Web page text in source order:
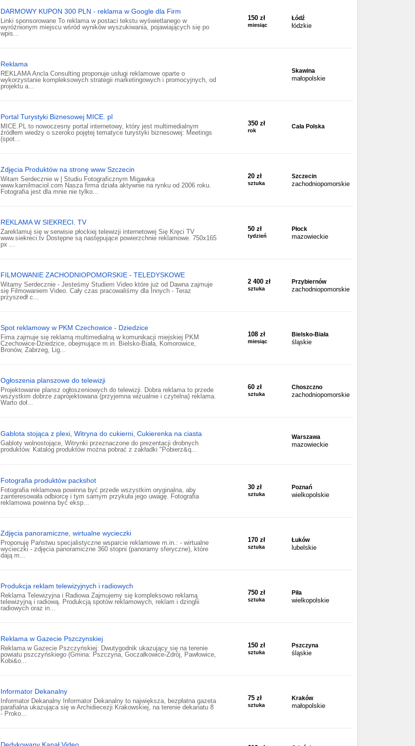
DARMOWY KUPON 300 PLN - reklama w Google dla Firm
Linki sponsorowane To reklama w postaci tekstu wyświetlanego w
wyróżnionym miejscu wśród wyników wyszukiwania, pojawiających się po
wpis...
150 zł
miesiąc
Łódź
łódzkie
Reklama
REKLAMA Ancla Consulting proponuje usługi reklamowe oparte o
wykorzystanie kompleksowych strategii marketingowych i promocyjnych, od
projektu a...
Skawina
małopolskie
Portal Turystyki Biznesowej MICE. pl
MICE.PL to nowoczesny portal internetowy, który jest multimedialnym
źródłem wiedzy o szeroko pojętej tematyce turystyki biznesowej: Meetings
(spot...
350 zł
rok
Cała Polska
Zdjęcia Produktów na stronę www Szczecin
Witam Serdecznie w | Studiu Fotograficznym Migawka
www.kamilmaciol.com Nasza firma działa aktywnie na rynku od 2006 roku.
Fotografia jest dla mnie nie tylko...
20 zł
sztuka
Szczecin
zachodniopomorskie
REKLAMA W SIEKRECI. TV
Zareklamuj się w serwisie płockiej telewizji internetowej Się Kręci TV
www.siekreci.tv Dostępne są następujące powierzchnie reklamowe. 750x165
px ...
50 zł
tydzień
Płock
mazowieckie
FILMOWANIE ZACHODNIOPOMORSKIE - TELEDYSKOWE
Witamy Serdecznie - Jesteśmy Studiem Video które już od Dawna zajmuje
się Filmowaniem Video. Cały czas pracowaliśmy dla Innych - Teraz
przyszedł c...
2 400 zł
sztuka
Przybiernów
zachodniopomorskie
Spot reklamowy w PKM Czechowice - Dziedzice
Fima zajmuje się reklamą multimedialną w komunikacji miejskiej PKM
Czechowice-Dziedzice, obejmujące m.in. Bielsko-Biała, Komorowice,
Bronów, Zabrzeg, Lig...
108 zł
miesiąc
Bielsko-Biała
śląskie
Ogłoszenia planszowe do telewizji
Projektowanie plansz ogłoszeniowych do telewizji. Dobra reklama to przede
wszystkim dobrze zaprojektowana (przyjemna wizualnie i czytelna) reklama.
Warto doł...
60 zł
sztuka
Choszczno
zachodniopomorskie
Gablota stojąca z plexi, Witryna do cukierni, Cukierenka na ciasta
Gabloty wolnostojące, Witrynki przeznaczone do prezentacji drobnych
produktów. Katalog produktów można pobrać z zakładki "Pobierz&q...
Warszawa
mazowieckie
Fotografia produktów packshot
Fotografia reklamowa powinna być przede wszystkim oryginalna, aby
zainteresowała odbiorcę i tym samym przykuła jego uwagę. Fotografia
reklamowa powinna być eksp...
30 zł
sztuka
Poznań
wielkopolskie
Zdjęcia panoramiczne, wirtualne wycieczki
Proponuję Państwu specjalistyczne wsparcie reklamowe m.in.: - wirtualne
wycieczki - zdjęcia panoramiczne 360 stopni (panoramy sferyczne), które
dają m...
170 zł
sztuka
Łuków
lubelskie
Produkcja reklam telewizyjnych i radiowych
Reklama Telewizyjna i Radiowa Zajmujemy się kompleksowo reklamą
telewizyjną i radiową. Produkcją spotów reklamowych, reklam i dzinglii
radiowych oraz in...
750 zł
sztuka
Piła
wielkopolskie
Reklama w Gazecie Pszczynskiej
Reklama w Gazecie Pszczyńskiej: Dwutygodnik ukazujący się na terenie
powiatu pszczyńskiego (Gmina: Pszczyna, Goczałkowice-Zdrój, Pawłowice,
Kobi&o...
150 zł
sztuka
Pszczyna
śląskie
Informator Dekanalny
Informator Dekanalny Informator Dekanalny to największa, bezpłatna gazeta
parafialna ukazująca się w Archidiecezji Krakowskiej, na terenie dekanatu 8
- Proko...
75 zł
sztuka
Kraków
małopolskie